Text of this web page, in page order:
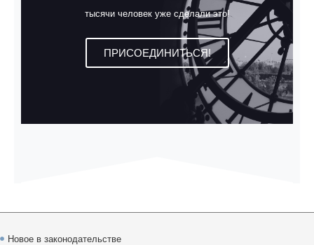
тысячи человек уже сделали это!
ПРИСОЕДИНИТЬСЯ!
Новое в законодательстве